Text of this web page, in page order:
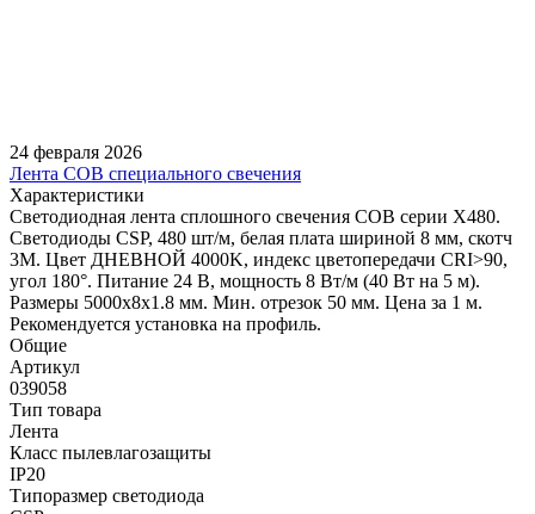
24 февраля 2026
Лента COB специального свечения
Характеристики
Светодиодная лента сплошного свечения COB серии X480.
Светодиоды CSP, 480 шт/м, белая плата шириной 8 мм, скотч
3M. Цвет ДНЕВНОЙ 4000K, индекс цветопередачи CRI>90,
угол 180°. Питание 24 В, мощность 8 Вт/м (40 Вт на 5 м).
Размеры 5000х8х1.8 мм. Мин. отрезок 50 мм. Цена за 1 м.
Рекомендуется установка на профиль.
Общие
Артикул
039058
Тип товара
Лента
Класс пылевлагозащиты
IP20
Типоразмер светодиода